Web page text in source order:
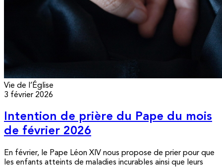
Vie de l’Église
3 février 2026
Intention de prière du Pape du mois
de février 2026
En février, le Pape Léon XIV nous propose de prier pour que
les enfants atteints de maladies incurables ainsi que leurs